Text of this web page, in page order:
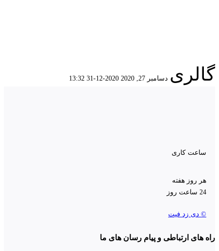
گالری دسامبر 27, 2020 2020-12-31 13:32
ساعت کاری
هر روز هفته
24 ساعت روز
© دی زد فیت
راه های ارتباطی و پیام رسان های ما